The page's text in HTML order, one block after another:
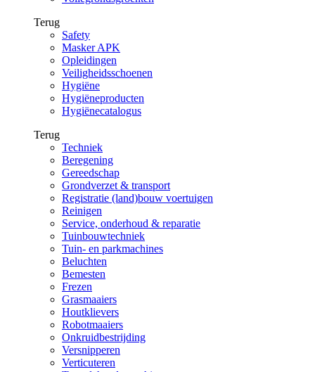
Terug
Safety
Masker APK
Opleidingen
Veiligheidsschoenen
Hygiëne
Hygiëneproducten
Hygiënecatalogus
Terug
Techniek
Beregening
Gereedschap
Grondverzet & transport
Registratie (land)bouw voertuigen
Reinigen
Service, onderhoud & reparatie
Tuinbouwtechniek
Tuin- en parkmachines
Beluchten
Bemesten
Frezen
Grasmaaiers
Houtklievers
Robotmaaiers
Onkruidbestrijding
Versnipperen
Verticuteren